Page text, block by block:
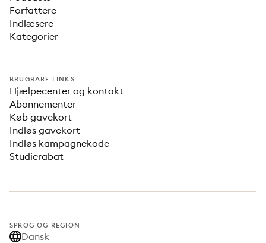
Forfattere
Indlæsere
Kategorier
BRUGBARE LINKS
Hjælpecenter og kontakt
Abonnementer
Køb gavekort
Indløs gavekort
Indløs kampagnekode
Studierabat
SPROG OG REGION
Dansk